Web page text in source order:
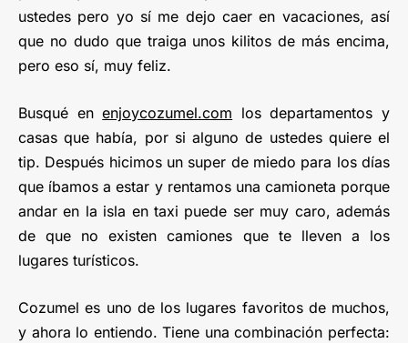
ustedes pero yo sí me dejo caer en vacaciones, así
que no dudo que traiga unos kilitos de más encima,
pero eso sí, muy feliz.
Busqué enenjoycozumel.com los departamentos y
casas que había, por si alguno de ustedes quiere el
tip. Después hicimos un super de miedo para los días
que íbamos a estar y rentamos una camioneta porque
andar en la isla en taxi puede ser muy caro, además
de que no existen camiones que te lleven a los
lugares turísticos.
Cozumel es uno de los lugares favoritos de muchos,
y ahora lo entiendo. Tiene una combinación perfecta: